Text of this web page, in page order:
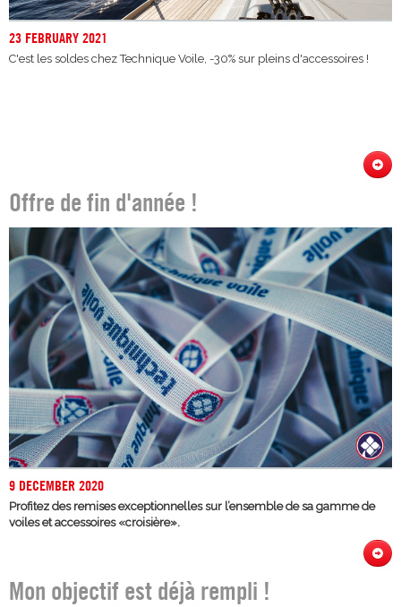
23 FEBRUARY 2021
C'est les soldes chez Technique Voile, -30% sur pleins d'accessoires !
Offre de fin d'année !
9 DECEMBER 2020
Profitez des remises exceptionnelles sur l’ensemble de sa gamme de
voiles et accessoires «croisière».
Mon objectif est déjà rempli !